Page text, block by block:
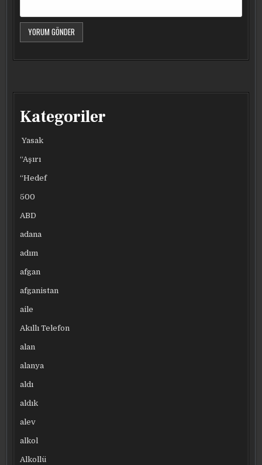
Kategoriler
Yasak
“Aşırı
“Hedef
500
ABD
adana
adım
afgan
afganistan
aile
Akıllı Telefon
alan
alanya
aldı
aldık
alev
alkol
Alkollü